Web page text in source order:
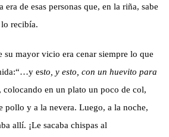
de esas personas que, en la riña, sabe
recibía.
su mayor vicio era cenar siempre lo que
esto, y esto, con un huevito para
colocando en un plato un poco de col,
pollo y a la nevera. Luego, a la noche,
allí. ¡Le sacaba chispas al